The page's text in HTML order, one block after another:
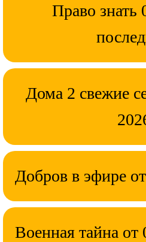
Право знать
Дома 2 свежие
Добров в эфире
Военная тайна от